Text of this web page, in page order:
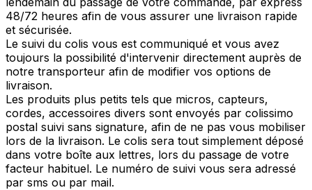
48/72 heures afin de vous assurer une livraison rapide
et sécurisée.
Le suivi du colis vous est communiqué et vous avez
toujours la possibilité d'intervenir directement auprès de
notre transporteur afin de modifier vos options de
livraison.
Les produits plus petits tels que micros, capteurs,
cordes, accessoires divers sont envoyés par colissimo
postal suivi sans signature, afin de ne pas vous mobiliser
lors de la livraison. Le colis sera tout simplement déposé
dans votre boîte aux lettres, lors du passage de votre
facteur habituel. Le numéro de suivi vous sera adressé
par sms ou par mail.